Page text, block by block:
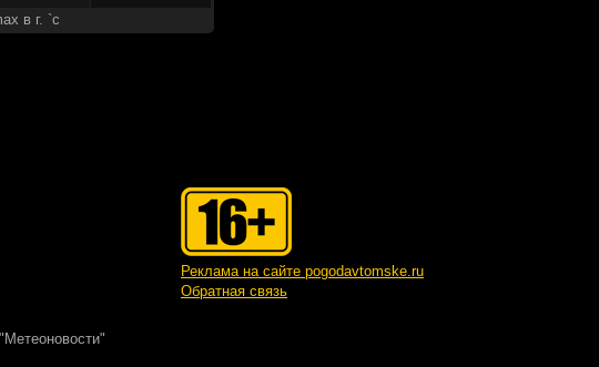
в г. `c
Реклама на сайте pogodavtomske.ru
Обратная связь